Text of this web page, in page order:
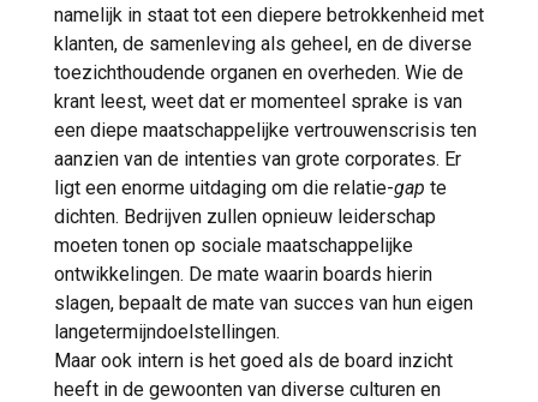
namelijk in staat tot een diepere betrokkenheid met
klanten, de samenleving als geheel, en de diverse
toezichthoudende organen en overheden. Wie de
krant leest, weet dat er momenteel sprake is van
een diepe maatschappelijke vertrouwenscrisis ten
aanzien van de intenties van grote corporates. Er
ligt een enorme uitdaging om die relatie-gap te
dichten. Bedrijven zullen opnieuw leiderschap
moeten tonen op sociale maatschappelijke
ontwikkelingen. De mate waarin boards hierin
slagen, bepaalt de mate van succes van hun eigen
langetermijndoelstellingen.
Maar ook intern is het goed als de board inzicht
heeft in de gewoonten van diverse culturen en